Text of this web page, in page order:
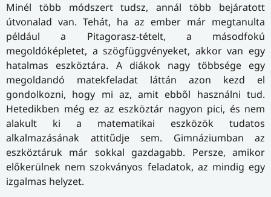
Minél több módszert tudsz, annál több bejáratott
útvonalad van. Tehát, ha az ember már megtanulta
például a Pitagorasz-tételt, a másodfokú
megoldóképletet, a szögfüggvényeket, akkor van egy
hatalmas eszköztára. A diákok nagy többsége egy
megoldandó matekfeladat láttán azon kezd el
gondolkozni, hogy mi az, amit ebből használni tud.
Hetedikben még ez az eszköztár nagyon pici, és nem
alakult ki a matematikai eszközök tudatos
alkalmazásának attitűdje sem. Gimnáziumban az
eszköztáruk már sokkal gazdagabb. Persze, amikor
előkerülnek nem szokványos feladatok, az mindig egy
izgalmas helyzet.